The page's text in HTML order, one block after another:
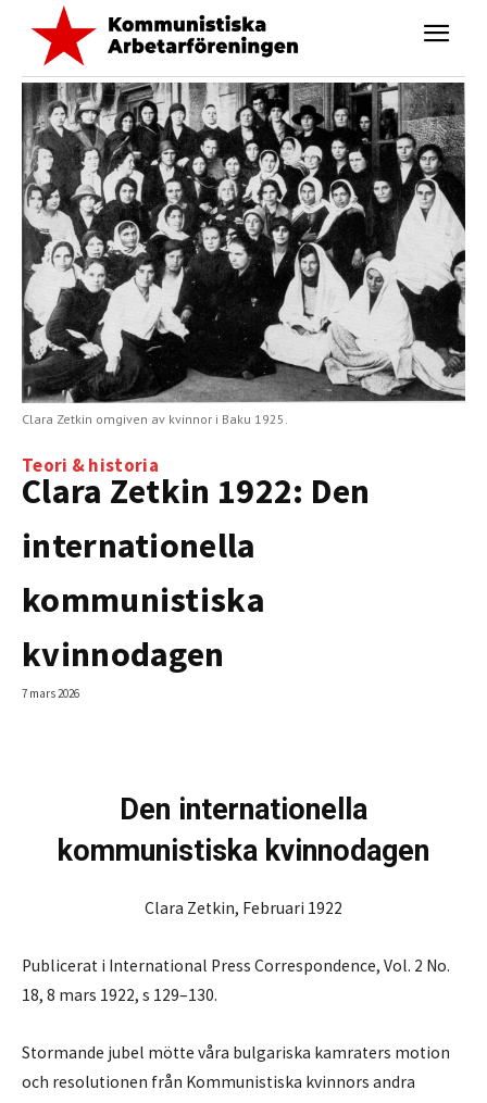
Clara Zetkin omgiven av kvinnor i Baku 1925.
Teori & historia
Clara Zetkin 1922: Den
internationella
kommunistiska
kvinnodagen
7 mars 2026
Den internationella
kommunistiska kvinnodagen
Clara Zetkin, Februari 1922
Publicerat i International Press Correspondence, Vol. 2 No.
18, 8 mars 1922, s 129–130.
Stormande jubel mötte våra bulgariska kamraters motion
och resolutionen från Kommunistiska kvinnors andra